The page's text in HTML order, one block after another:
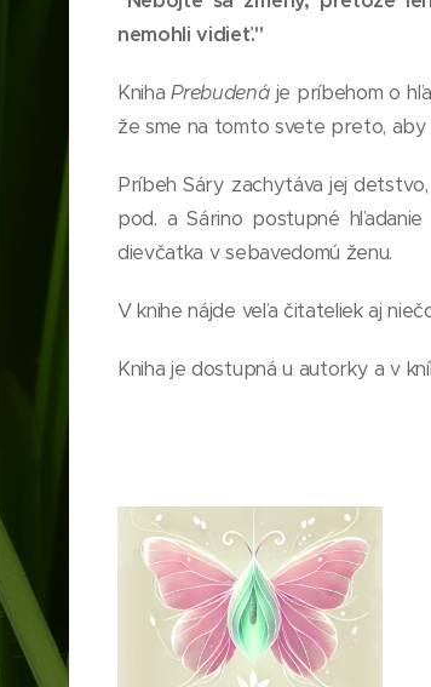
nemohli vidieť."
KnihaPrebudená je príbehom o
že sme na tomto svete preto, aby
Príbeh Sáry zachytáva jej
pod. a Sárino postupné
dievčatka v sebavedomú ženu.
V knihe nájde veľa čitateliek aj
Kniha je dostupná u autorky a v